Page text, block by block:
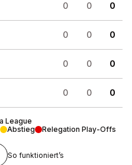
0 0 0
0 0 0
0 0 0
0 0 0
League
Abstieg Relegation Play-Offs
So funktioniert’s